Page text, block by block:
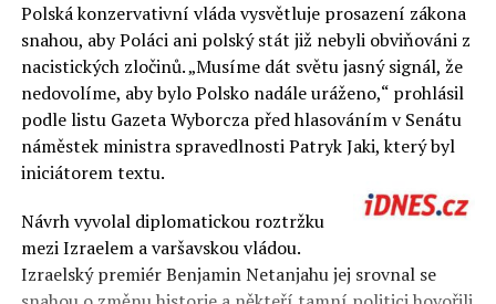
Polská konzervativní vláda vysvětluje prosazení zákona
snahou, aby Poláci ani polský stát již nebyli obviňováni z
nacistických zločinů. „Musíme dát světu jasný signál, že
nedovolíme, aby bylo Polsko nadále uráženo,“ prohlásil
podle listu Gazeta Wyborcza před hlasováním v Senátu
náměstek ministra spravedlnosti Patryk Jaki, který byl
iniciátorem textu.
Návrh vyvolal diplomatickou roztržku
mezi Izraelem a varšavskou vládou.
Izraelský premiér Benjamin Netanjahu jej srovnal se